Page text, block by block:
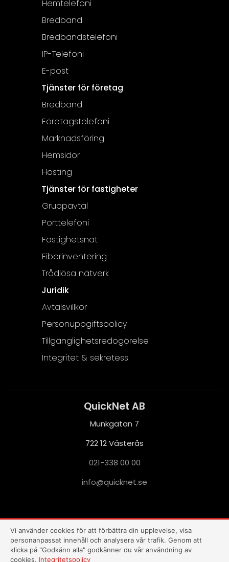
Hemtelefoni
Bredband
Bredbandstelefoni
IP-Telefoni
E-post
Tjänster för företag
Bredband
Företagstelefoni
Marknadsföring
Hemsidor
Hosting
Tjänster för fastigheter
Gruppavtal
Porttelefoni
Fastighetsnät
Fiberinventering
Trådlösa nätverk
Juridik
Avtalsvillkor
Personuppgiftspolicy
Tillgänglighetsredogörelse
Integritet & sekretess
QuickNet AB
Munkgatan 7
722 12 Västerås
021-338 00 00
es.te
nkciu
q@ofn
i